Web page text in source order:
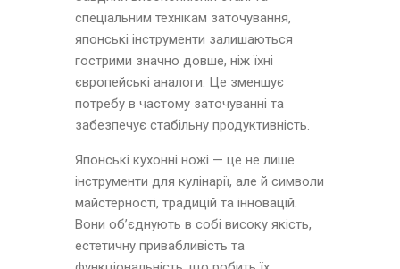
спеціальним технікам заточування,
японські інструменти залишаються
гострими значно довше, ніж їхні
європейські аналоги. Це зменшує
потребу в частому заточуванні та
забезпечує стабільну продуктивність.
Японські кухонні ножі — це не лише
інструменти для кулінарії, але й символи
майстерності, традицій та інновацій.
Вони об’єднують в собі високу якість,
естетичну привабливість та